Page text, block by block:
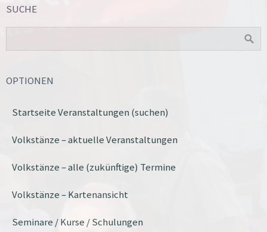
SUCHE
OPTIONEN
Startseite Veranstaltungen (suchen)
Volkstänze – aktuelle Veranstaltungen
Volkstänze – alle (zukünftige) Termine
Volkstänze – Kartenansicht
Seminare / Kurse / Schulungen